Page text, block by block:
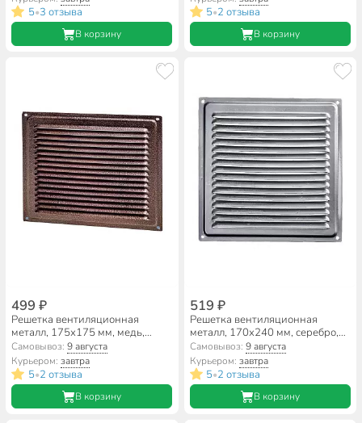
5•3 отзыва
В корзину
5•2 отзыва
В корзину
499 ₽
Решетка вентиляционная
металл, 175х175 мм, медь,
Event, 1717ВРС
Самовывоз:9 августа
Курьером:завтра
5•2 отзыва
В корзину
519 ₽
Решетка вентиляционная
металл, 170х240 мм, серебро,
Event, 1724ВРС
Самовывоз: 9 августа
Курьером: завтра
5•2 отзыва
В корзину